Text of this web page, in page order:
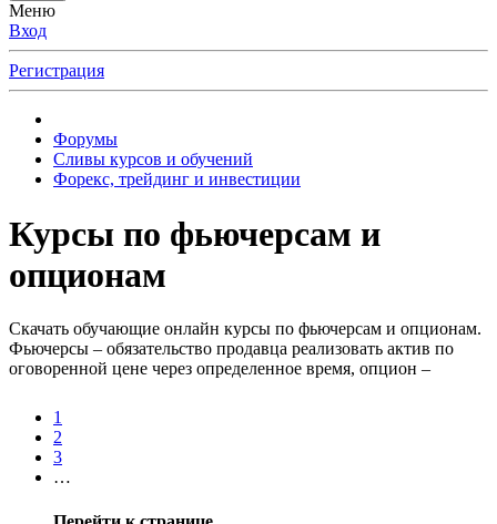
Меню
Вход
Регистрация
Форумы
Сливы курсов и обучений
Форекс, трейдинг и инвестиции
Курсы по фьючерсам и
опционам
Скачать обучающие онлайн курсы по фьючерсам и опционам.
Фьючерсы – обязательство продавца реализовать актив по
оговоренной цене через определенное время, опцион –
бумаги за обусловленную цену.
1
2
3
…